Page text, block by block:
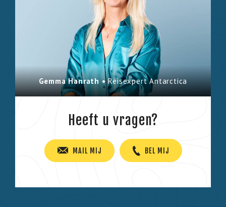
Gemma Hanrath •Reisexpert Antarctica
Heeft u vragen?
MAIL MIJ BEL MIJ